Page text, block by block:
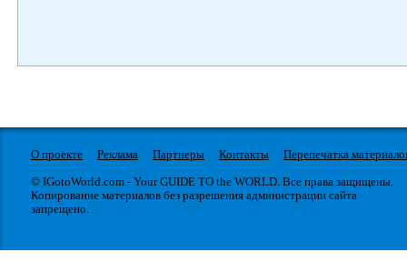
О проекте Реклама Партнеры Контакты
Перепечатка
© IGotoWorld.com - Your GUIDE TO the WORLD. Все права защищены.
Копирование материалов без разрешения администрации сайта
запрещено.